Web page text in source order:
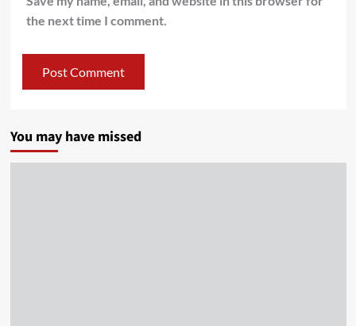
the next time I comment.
You may have missed